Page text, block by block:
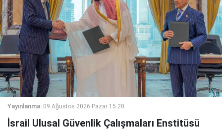
Yayınlanma: 09 Ağustos 2026 Pazar 15:20
İsrail Ulusal Güvenlik Çalışmaları Enstitüsü